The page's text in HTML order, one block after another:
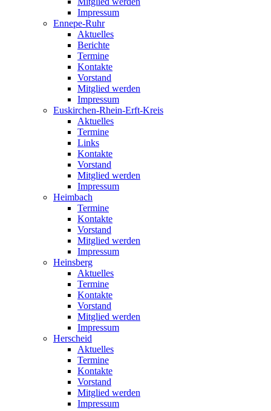
Impressum
Ennepe-Ruhr
Aktuelles
Berichte
Termine
Kontakte
Vorstand
Mitglied werden
Impressum
Euskirchen-Rhein-Erft-Kreis
Aktuelles
Termine
Links
Kontakte
Vorstand
Mitglied werden
Impressum
Heimbach
Termine
Kontakte
Vorstand
Mitglied werden
Impressum
Heinsberg
Aktuelles
Termine
Kontakte
Vorstand
Mitglied werden
Impressum
Herscheid
Aktuelles
Termine
Kontakte
Vorstand
Mitglied werden
Impressum